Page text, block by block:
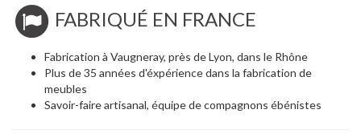
FABRIQUÉ EN FRANCE
Fabrication à Vaugneray, près de Lyon, dans le Rhône
Plus de 35 années d'éxpérience dans la fabrication de
meubles
Savoir-faire artisanal, équipe de compagnons ébénistes